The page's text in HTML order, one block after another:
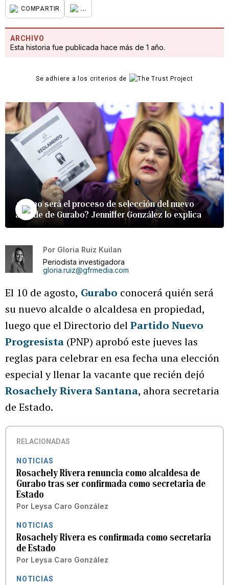
COMPARTIR ...
ARCHIVO
Esta historia fue publicada hace más de 1 año.
Se adhiere a los criterios de
¿Cómo será el proceso de selección del nuevo
alcalde de Gurabo? Jenniffer González lo explica
Por Gloria Ruiz Kuilan
Periodista investigadora
gloria.ruiz@gfrmedia.com
El 10 de agosto, Gurabo conocerá quién será
su nuevo alcalde o alcaldesa en propiedad,
luego que el Directorio delPartido Nuevo
Progresista (PNP) aprobó este jueves las
reglas para celebrar en esa fecha una elección
especial y llenar la vacante que recién dejó
Rosachely Rivera Santana, ahora secretaria
de Estado.
RELACIONADAS
NOTICIAS
Rosachely Rivera renuncia como alcaldesa de
Gurabo tras ser confirmada como secretaria de
Estado
Por Leysa Caro González
NOTICIAS
Rosachely Rivera es confirmada como secretaria
de Estado
Por Leysa Caro González
NOTICIAS